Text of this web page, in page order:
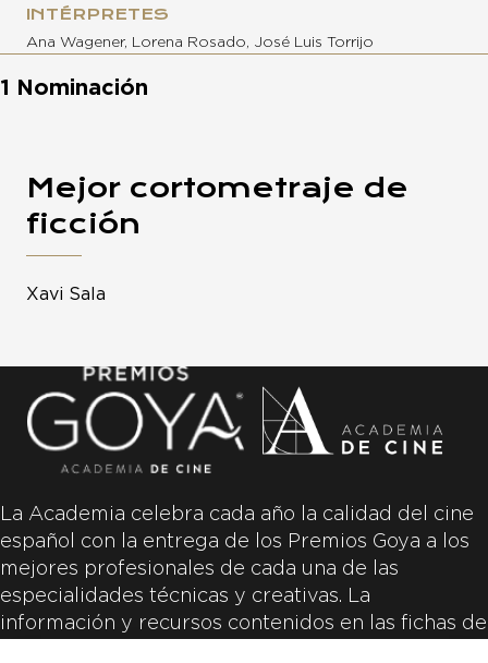
INTÉRPRETES
Ana Wagener, Lorena Rosado, José Luis Torrijo
1 Nominación
Mejor cortometraje de
ficción
Xavi Sala
La Academia celebra cada año la calidad del cine
español con la entrega de los Premios Goya a los
mejores profesionales de cada una de las
especialidades técnicas y creativas. La
información y recursos contenidos en las fichas de